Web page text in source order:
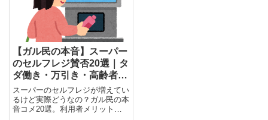
す派？ガル民199人のリアルな本
音まとめ。
【ガル民の本音】スーパー
のセルフレジ賛否20選｜タ
ダ働き・万引き・高齢者問
題まで本音まとめ
スーパーのセルフレジが増えてい
るけど実際どうなの？ガル民の本
音コメ20選。利用者メリットな